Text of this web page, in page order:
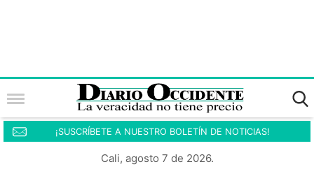
¡SUSCRÍBETE A NUESTRO BOLETÍN DE NOTICIAS!
Cali, agosto 7 de 2026.